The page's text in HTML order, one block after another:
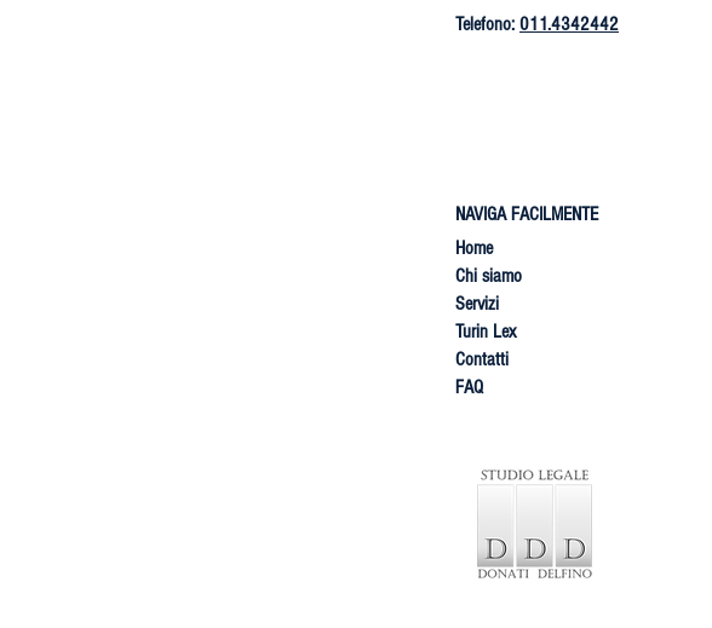
Telefono: 011.4342442
NAVIGA FACILMENTE
Home
Chi siamo
​Servizi
Turin Lex
Contatti
FAQ